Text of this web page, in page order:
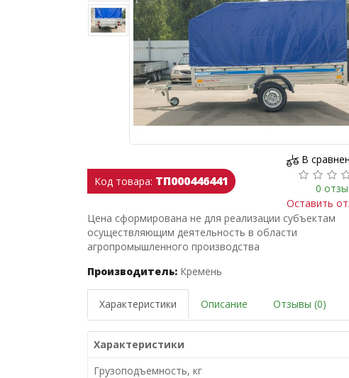
Код товара: ТП000446441
В
0
Оставить
Цена сформирована не для реализации субъектам
осуществляющим деятельность в области
агропромышленного производства
Производитель: Кремень
Характеристики Описание Отзывы (0)
Характеристики
Грузоподъемность, кг